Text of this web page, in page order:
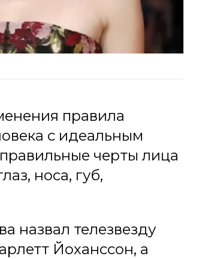
правила
с идеальным
черты лица
носа, губ,
назвал телезвезду
Йоханссон, а